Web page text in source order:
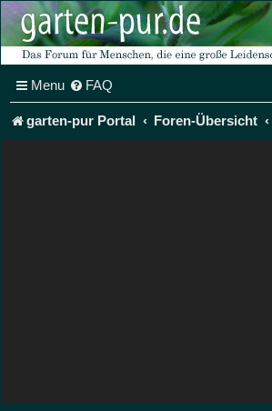
Menu FAQ
garten-pur Portal Foren-Übersicht